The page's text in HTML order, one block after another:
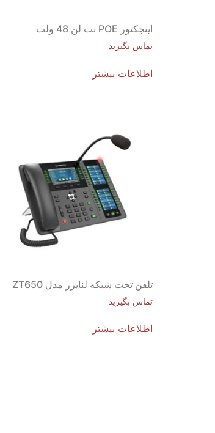
اینجکتور POE نت لن 48 ولت
تماس بگیرید
اطلاعات بیشتر
تلفن تحت شبکه لنایزر مدل ZT650
تماس بگیرید
اطلاعات بیشتر